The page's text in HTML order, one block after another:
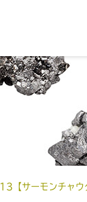
【サーモンチャ